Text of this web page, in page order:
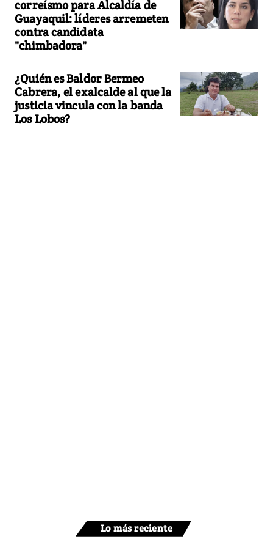
correísmo para Alcaldía de
Guayaquil: líderes arremeten
contra candidata
"chimbadora"
¿Quién es Baldor Bermeo
Cabrera, el exalcalde al que la
justicia vincula con la banda
Los Lobos?
Lo más reciente